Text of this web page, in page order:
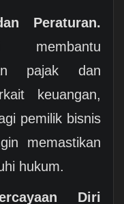
Peraturan.
membantu
pajak dan
keuangan,
pemilik bisnis
memastikan
hukum.
Diri